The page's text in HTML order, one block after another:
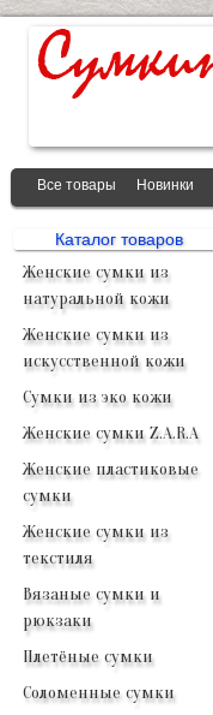
Все товары Новинки
Каталог товаров
Женские сумки из
натуральной кожи
Женские сумки из
искусственной кожи
Сумки из эко кожи
Женские сумки Z.A.R.A
Женские пластиковые
сумки
Женские сумки из
текстиля
Вязаные сумки и
рюкзаки
Плетёные сумки
Соломенные сумки